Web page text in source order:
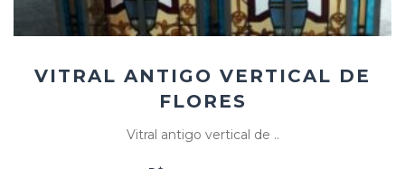
VITRAL ANTIGO VERTICAL DE
FLORES
Vitral antigo vertical de ..